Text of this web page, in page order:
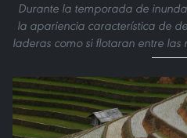
Durante la temporada de
la apariencia característica de
laderas como si flotaran entre las